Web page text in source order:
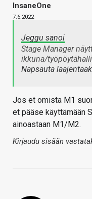
InsaneOne
7.6.2022
Jeggu sanoi
Stage Manager
ikkuna/
Napsauta
Jos et omista M1
et pääse käyttämään
ainoastaan M1/M2.
Kirjaudu sisään